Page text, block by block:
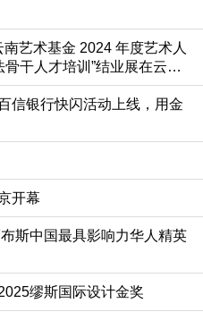
干人才培训”结业展在云南
信银行快闪活动上线，用金
开幕
斯中国最具影响力华人精英
缪斯国际设计金奖